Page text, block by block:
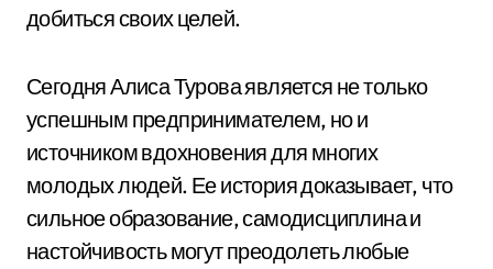
добиться своих целей.
Сегодня Алиса Турова является не только
успешным предпринимателем, но и
источником вдохновения для многих
молодых людей. Ее история доказывает, что
сильное образование, самодисциплина и
настойчивость могут преодолеть любые